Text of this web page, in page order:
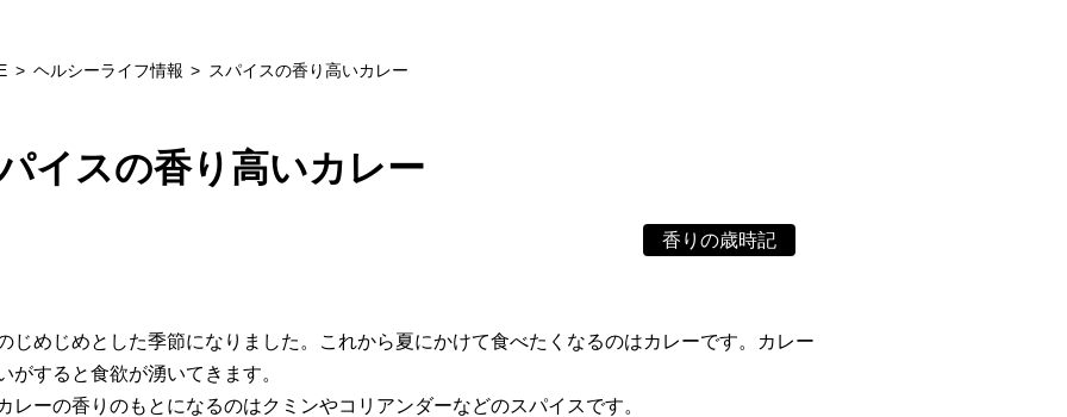
ヘルシーライフ情報 スパイスの香り高いカレー
イスの香り高いカレー
香りの歳時記
じめじめとした季節になりました。これから夏にかけて食べたくなるのはカレーです。カレー
がすると食欲が湧いてきます。
レーの香りのもとになるのはクミンやコリアンダーなどのスパイスです。